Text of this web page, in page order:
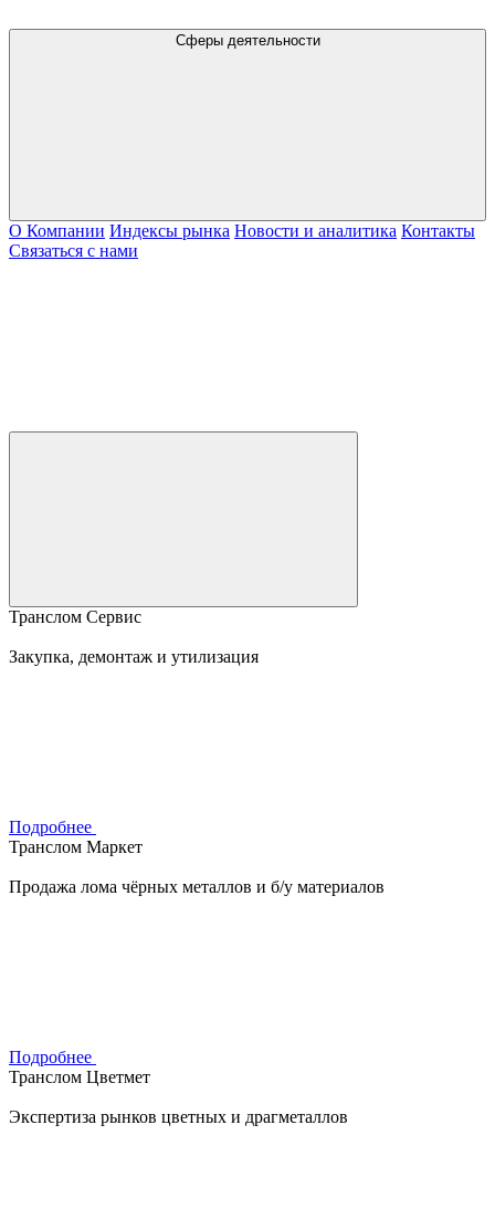
Сферы деятельности
О Компании Индексы рынка Новости и аналитика Контакты
Связаться с нами
Транслом Сервис
Закупка, демонтаж и утилизация
Подробнее
Транслом Маркет
Продажа лома чёрных металлов и б/у материалов
Подробнее
Транслом Цветмет
Экспертиза рынков цветных и драгметаллов